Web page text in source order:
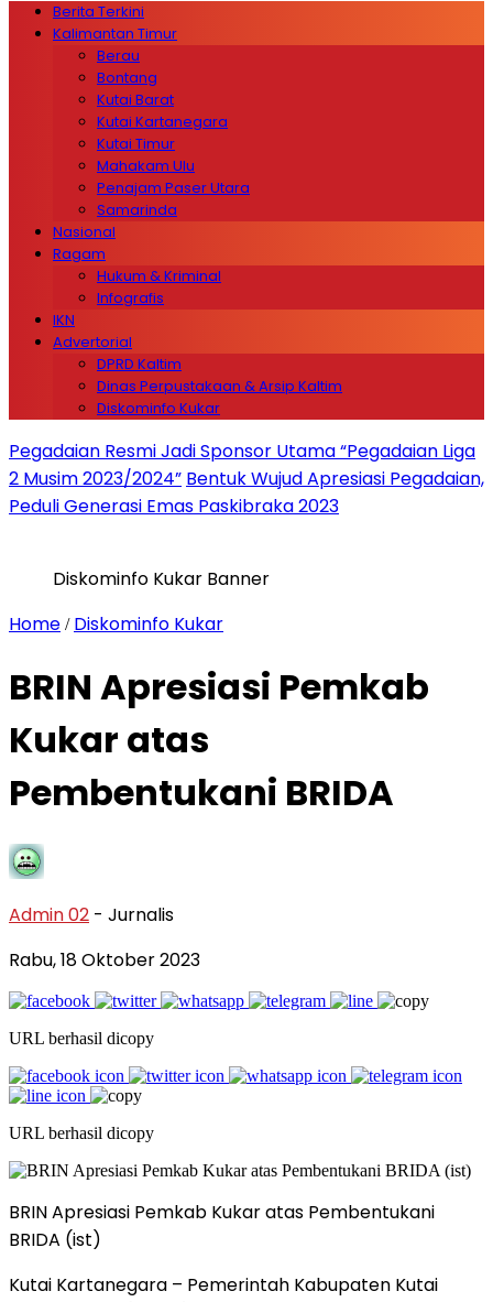
Berita Terkini
Kalimantan Timur
Berau
Bontang
Kutai Barat
Kutai Kartanegara
Kutai Timur
Mahakam Ulu
Penajam Paser Utara
Samarinda
Nasional
Ragam
Hukum & Kriminal
Infografis
IKN
Advertorial
DPRD Kaltim
Dinas Perpustakaan & Arsip Kaltim
Diskominfo Kukar
Pegadaian Resmi Jadi Sponsor Utama “Pegadaian Liga
2 Musim 2023/2024” Bentuk Wujud Apresiasi Pegadaian,
Peduli Generasi Emas Paskibraka 2023
Diskominfo Kukar Banner
Home / Diskominfo Kukar
BRIN Apresiasi Pemkab
Kukar atas
Pembentukani BRIDA
Admin 02 - Jurnalis
Rabu, 18 Oktober 2023
URL berhasil dicopy
URL berhasil dicopy
BRIN Apresiasi Pemkab Kukar atas Pembentukani
BRIDA (ist)
Kutai Kartanegara – Pemerintah Kabupaten Kutai